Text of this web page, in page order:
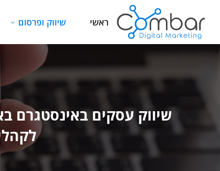
ראשי שיווק ופרסום
שיווק עסקים באינסטגרם